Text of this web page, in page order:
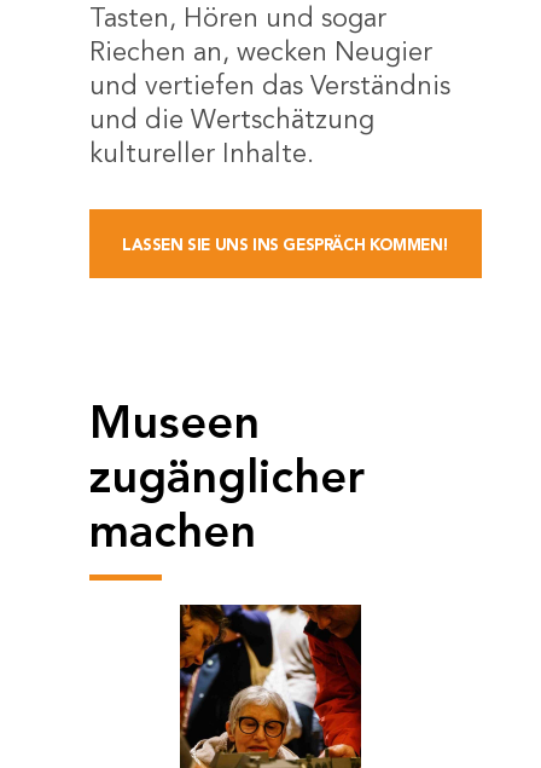
Tasten, Hören und sogar
Riechen an, wecken Neugier
und vertiefen das Verständnis
und die Wertschätzung
kultureller Inhalte.
LASSEN SIE UNS INS GESPRÄCH KOMMEN!
Museen
zugänglicher
machen